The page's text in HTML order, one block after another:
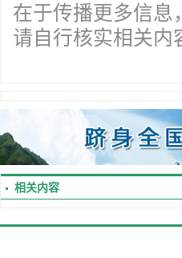
在于传播更多信息
请自行核实相关内
相关内容